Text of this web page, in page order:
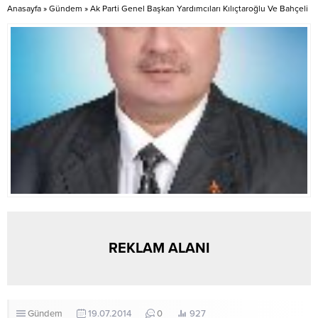
Köprüsünde resim sergisi, şiir
Anasayfa » Gündem » Ak Parti Genel Başkan Yardımcıları Kılıçtaroğlu Ve Bahçeli
REKLAM ALANI
Gündem 19.07.2014 0 927